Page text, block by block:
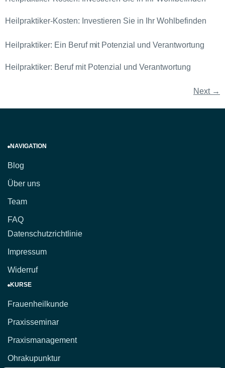
Heilpraktiker-Kosten: Investieren Sie in Ihr Wohlbefinden
Heilpraktiker: Ein Beruf mit Potenzial und Verantwortung
Heilpraktiker: Beruf mit Potenzial und Verantwortung
Next →
NAVIGATION
Blog
Über uns
Team
FAQ
Datenschutzrichtlinie
Impressum
Widerruf
KURSE
Frauenheilkunde
Praxisseminar
Praxismanagement
Ohrakupunktur